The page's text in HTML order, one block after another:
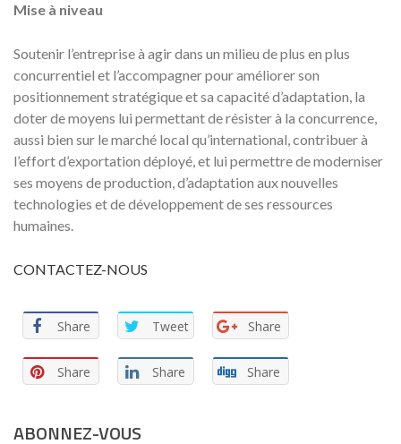
Mise à niveau
Soutenir l’entreprise à agir dans un milieu de plus en plus
concurrentiel et l’accompagner pour améliorer son
positionnement stratégique et sa capacité d’adaptation, la
doter de moyens lui permettant de résister à la concurrence,
aussi bien sur le marché local qu’international, contribuer à
l’effort d’exportation déployé, et lui permettre de moderniser
ses moyens de production, d’adaptation aux nouvelles
technologies et de développement de ses ressources
humaines.
CONTACTEZ-NOUS
Share Tweet Share
Share Share Share
ABONNEZ-VOUS